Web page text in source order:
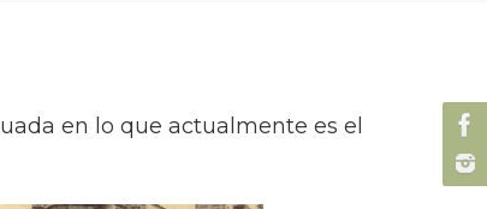
en lo que actualmente es el